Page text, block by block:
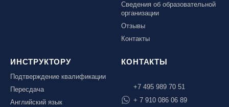
Сведения об образовательной
организации
Отзывы
Контакты
ИНСТРУКТОРУ
Подтверждение квалификации
Пересдача
Английский язык
КОНТАКТЫ
+7 495 989 70 51
+ 7 910 086 06 89